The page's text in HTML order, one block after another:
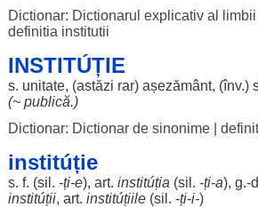
Dictionar: Dictionarul explicativ al
definitia institutii
INSTITÚȚIE
s. unitate, (astăzi rar) așezământ, (înv.)
(~ publică.)
Dictionar: Dictionar de sinonime|
institúție
s. f. (sil . -ți-e), art. institúția (sil . -ți-a), g.-
institúții, art. institúțiile(sil . -ți-i-)